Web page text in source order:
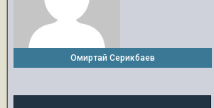
Омиртай Серикбаев